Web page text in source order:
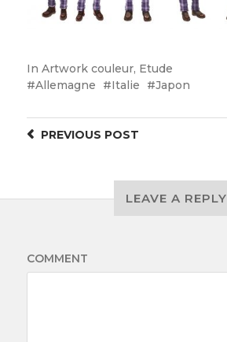
In Artwork couleur, Etude
Allemagne
Italie Japon
PREVIOUS POST
LEAVE A REPLY
COMMENT